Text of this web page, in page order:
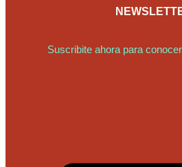
Suscribite ahora para